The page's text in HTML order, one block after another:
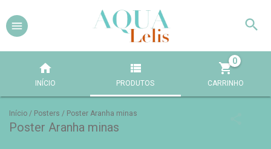
INÍCIO PRODUTOS CARRINHO
0
Início / Posters / Poster Aranha minas
Poster Aranha minas